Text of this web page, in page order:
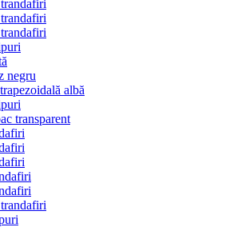
negru
albă
transparent